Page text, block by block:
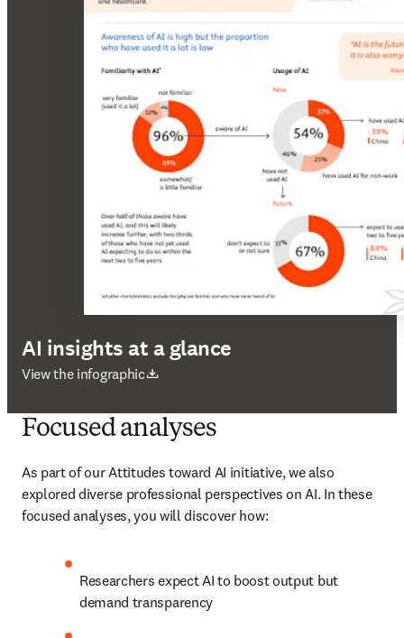
AI insights at a glance
View the infographic
abre em uma nova guia/janela
Focused analyses
As part of our Attitudes toward AI initiative, we also
explored diverse professional perspectives on AI. In these
focused analyses, you will discover how:
Researchers expect AI to boost output but
demand transparency